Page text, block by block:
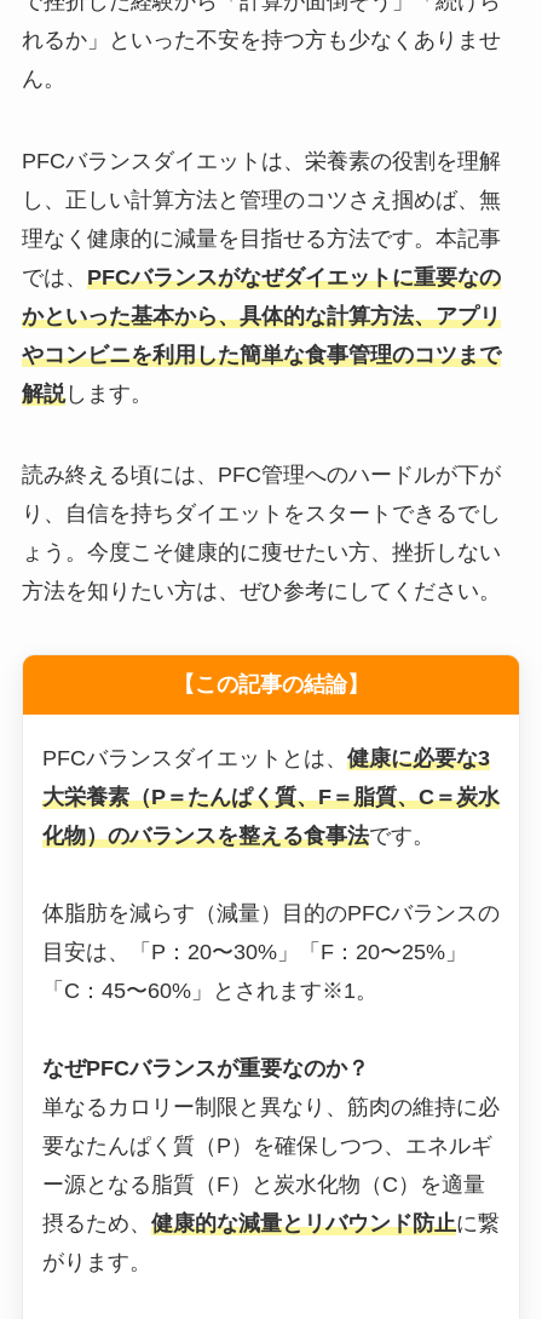
れるか」といった不安を持つ方も少なくありませ
ん。
PFCバランスダイエットは、栄養素の役割を理解
し、正しい計算方法と管理のコツさえ掴めば、無
理なく健康的に減量を目指せる方法です。本記事
では、 PFCバランスがなぜダイエットに重要なの
かといった基本から、具体的な計算方法、アプリ
やコンビニを利用した簡単な食事管理のコツまで
解説します。
読み終える頃には、PFC管理へのハードルが下が
り、自信を持ちダイエットをスタートできるでし
ょう。今度こそ健康的に痩せたい方、挫折しない
方法を知りたい方は、ぜひ参考にしてください。
【この記事の結論】
PFCバランスダイエットとは、 健康に必要な3
大栄養素（P＝たんぱく質、F＝脂質、C＝炭水
化物）のバランスを整える食事法です。
体脂肪を減らす（減量）目的のPFCバランスの
目安は、「P：20〜30%」「F：20〜25%」
「C：45〜60%」とされます※1。
なぜPFCバランスが重要なのか？
単なるカロリー制限と異なり、筋肉の維持に必
要なたんぱく質（P）を確保しつつ、エネルギ
ー源となる脂質（F）と炭水化物（C）を適量
摂るため、 健康的な減量とリバウンド防止に繋
がります。